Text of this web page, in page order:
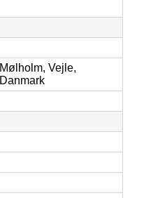
Mølholm, Vejle,
Danmark